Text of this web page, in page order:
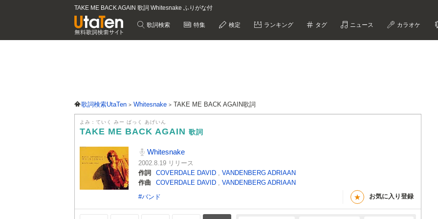
TAKE ME BACK AGAIN 歌詞 Whitesnake ふりがな付
歌詞検索 特集 検定 ランキング タグ ニュース カラオケ
歌詞検索UtaTen Whitesnake TAKE ME BACK AGAIN歌詞
よみ：ていく みー ばっく あげいん
TAKE ME BACK AGAIN 歌詞
Whitesnake
2002.8.19 リリース
作詞
COVERDALE DAVID , VANDENBERG ADRIAAN
作曲
COVERDALE DAVID , VANDENBERG ADRIAAN
#バンド
★ お気に入り登録